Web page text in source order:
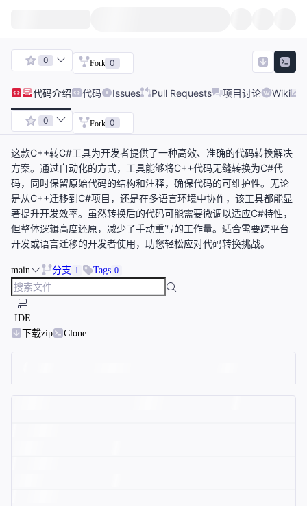
0 Fork 0
代码介绍 代码 Issues Pull Requests 项目讨论 Wiki
0 Fork 0
这款C++转C#工具为开发者提供了一种高效、准确的代码转换解决
方案。通过自动化的方式，工具能够将C++代码无缝转换为C#代
码，同时保留原始代码的结构和注释，确保代码的可维护性。无论
是从C++迁移到C#项目，还是在多语言环境中协作，该工具都能显
著提升开发效率。虽然转换后的代码可能需要微调以适应C#特性，
但整体逻辑高度还原，减少了手动重写的工作量。适合需要跨平台
开发或语言迁移的开发者使用，助您轻松应对代码转换挑战。
main 分支 1 Tags 0
IDE
下载zip
Clone